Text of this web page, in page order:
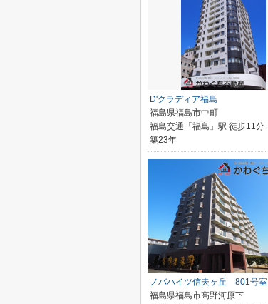
D'クラディア福島
福島県福島市中町
福島交通「福島」駅 徒歩11分
築23年
ノバハイツ信夫ヶ丘 801号室
福島県福島市高野河原下